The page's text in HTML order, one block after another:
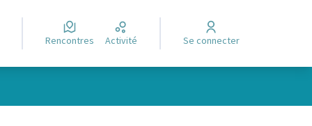
Rencontres Activité Se connecter